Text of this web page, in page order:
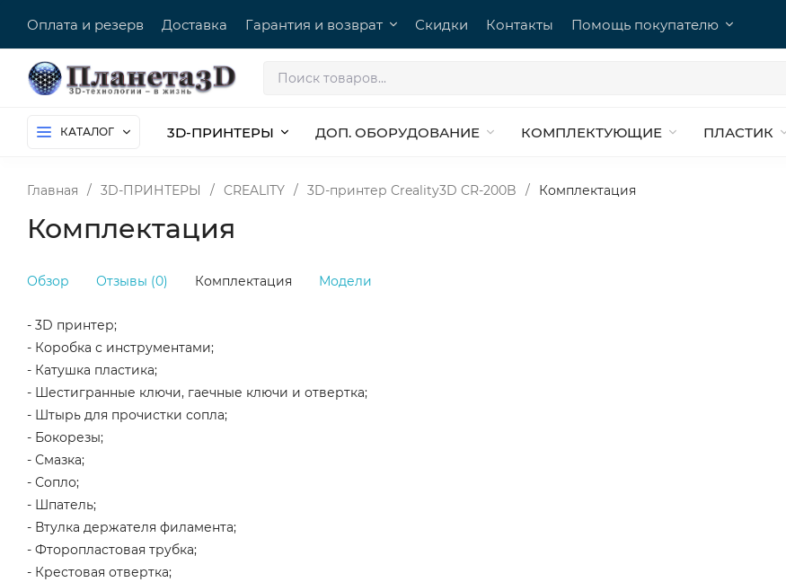
Оплата и резерв Доставка Гарантия и возврат Скидки Контакты Помощь покупателю
КАТАЛОГ 3D-ПРИНТЕРЫ ДОП. ОБОРУДОВАНИЕ КОМПЛЕКТУЮЩИЕ ПЛАСТИК
Главная / 3D-ПРИНТЕРЫ / CREALITY / 3D-принтер Creality3D CR-200B / Комплектация
Комплектация
Обзор Отзывы (0) Комплектация Модели
- 3D принтер;
- Коробка с инструментами;
- Катушка пластика;
- Шестигранные ключи, гаечные ключи и отвертка;
- Штырь для прочистки сопла;
- Бокорезы;
- Смазка;
- Сопло;
- Шпатель;
- Втулка держателя филамента;
- Фторопластовая трубка;
- Крестовая отвертка;